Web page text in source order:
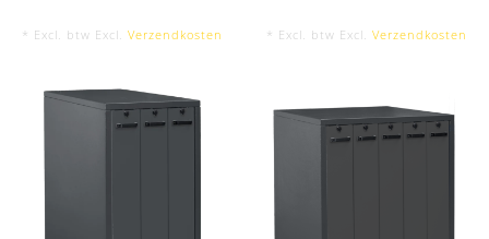
* Excl. btw Excl. Verzendkosten * Excl. btw Excl. Verzendkosten